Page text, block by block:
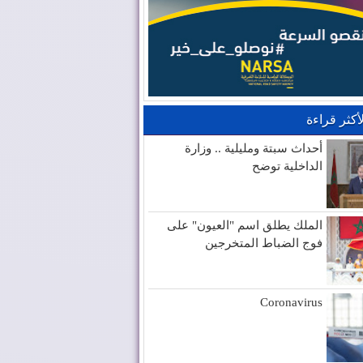
قراءة
أحداث سبتة ومليلية .. وزارة
الداخلية توضح
الملك يطلق اسم "العيون" على
فوج الضباط المتخرجين
Coronavirus